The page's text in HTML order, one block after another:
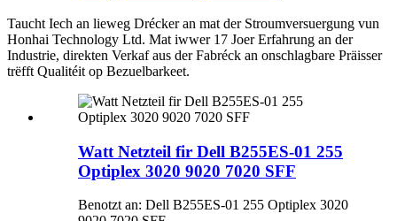
Taucht Iech an lieweg Drécker an mat der Stroumversuergung vun
Honhai Technology Ltd. Mat iwwer 17 Joer Erfahrung an der
Industrie, direkten Verkaf aus der Fabréck an onschlagbare Präisser
trëfft Qualitéit op Bezuelbarkeet.
Watt Netzteil fir Dell B255ES-01 255
Optiplex 3020 9020 7020 SFF
Benotzt an: Dell B255ES-01 255 Optiplex 3020